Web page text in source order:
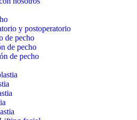
y postoperatorio
de pecho
de pecho
de pecho